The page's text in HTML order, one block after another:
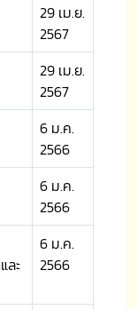
29 เม.ย.
2567
29 เม.ย.
2567
6 ม.ค.
2566
6 ม.ค.
2566
ละ
6 ม.ค.
2566